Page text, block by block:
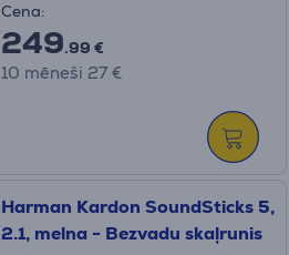
Cena:
249.99 €
10 mēneši 27 €
Harman Kardon SoundSticks 5,
2.1, melna - Bezvadu skaļrunis